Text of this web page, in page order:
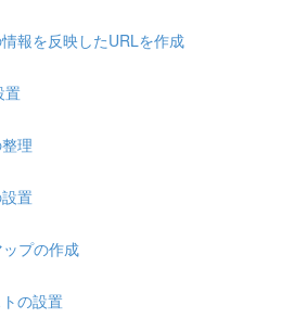
報を反映したURLを作成
置
理
置
プの作成
の設置